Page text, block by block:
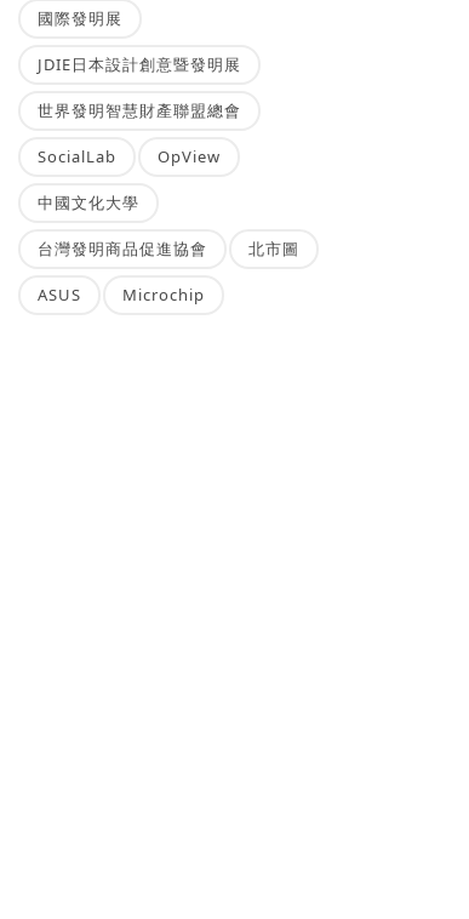
國際發明展
JDIE日本設計創意暨發明展
世界發明智慧財產聯盟總會
SocialLab OpView
中國文化大學
台灣發明商品促進協會 北市圖
ASUS Microchip